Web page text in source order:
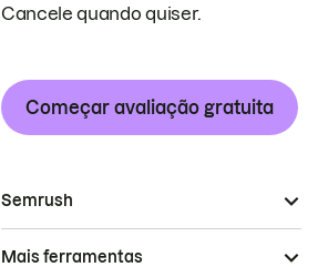
Cancele quando quiser.
Começar avaliação gratuita
Semrush
Mais ferramentas